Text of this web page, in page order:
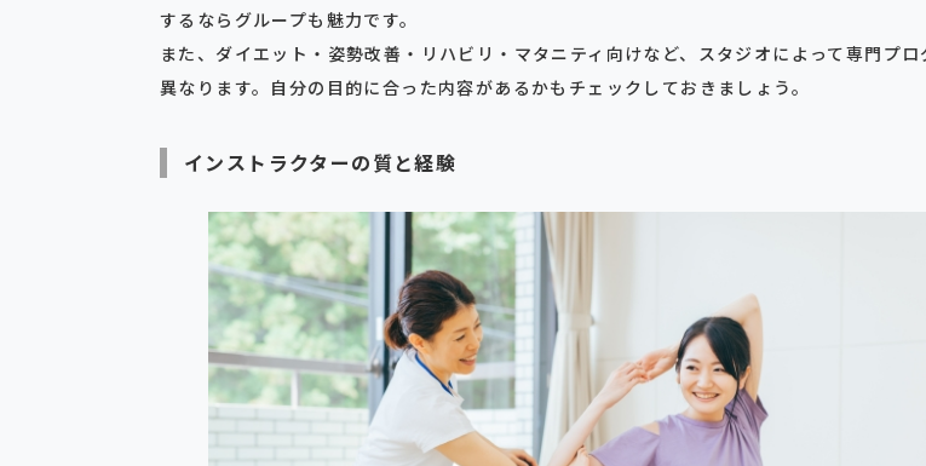
するならグループも魅力です。
また、ダイエット・姿勢改善・リハビリ・マタニティ向けなど、スタジオによって専門プロ
異なります。自分の目的に合った内容があるかもチェックしておきましょう。
インストラクターの質と経験